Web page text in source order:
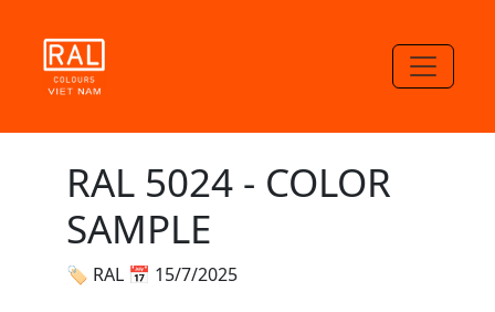
RAL 5024 - COLOR
SAMPLE
🏷 RAL 📅 15/7/2025